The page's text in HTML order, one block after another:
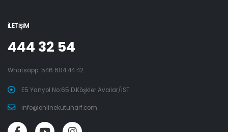
İLETIŞIM
444 32 54
Whatsapp: 546 604 44 42
E5 Yanyol No:65 D.Köşkler Avcılar/İST
info@onlinekutuharf.com